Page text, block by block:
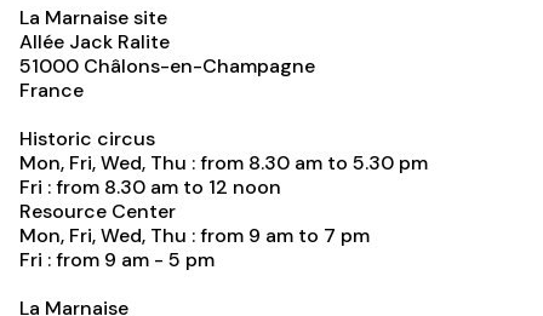
La Marnaise site
Allée Jack Ralite
51000 Châlons-en-Champagne
France
Historic circus
Mon, Fri, Wed, Thu : from 8.30 am to 5.30 pm
Fri : from 8.30 am to 12 noon
Resource Center
Mon, Fri, Wed, Thu : from 9 am to 7 pm
Fri : from 9 am - 5 pm
La Marnaise